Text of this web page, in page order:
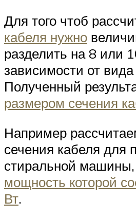
Для того чтоб
кабеля нужно
разделить на 8 или
зависимости от
Полученный
размером сечения
Например
сечения кабеля для
стиральной
мощность которой
Вт.